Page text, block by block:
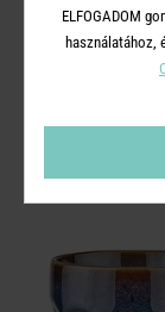
A
ELFOGADOM
használatához,